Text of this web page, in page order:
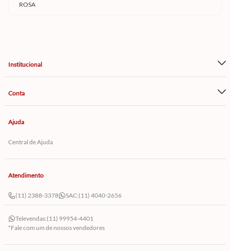
ROSA
Institucional
Conta
Ajuda
Central de Ajuda
Atendimento
(11) 2388-3378 SAC:(11) 4040-2656
Televendas:(11) 99954-4401
*Fale com um de nossos vendedores